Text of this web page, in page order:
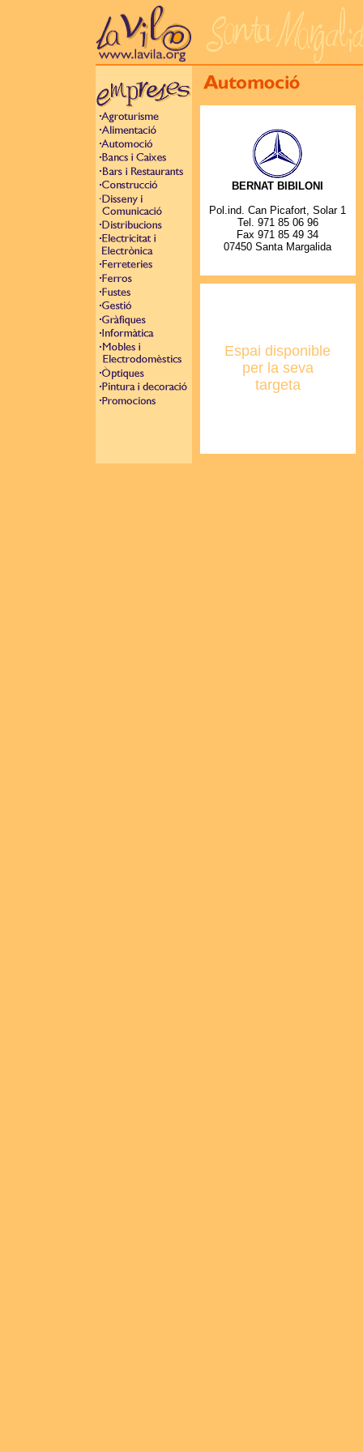
BERNAT BIBILONI
Pol.ind. Can Picafort, Solar 1
Tel. 971 85 06 96
Fax 971 85 49 34
07450 Santa Margalida
Espai disponible
per la seva
targeta